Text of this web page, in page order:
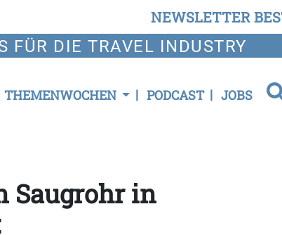
NEWSLETTER
FÜR DIE TRAVEL INDUSTRY
THEMENWOCHEN PODCAST JOBS
Saugrohr in